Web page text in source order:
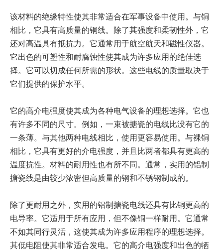
该材料的绝缘特性使其非常适合在军事设备中使用。与铜
相比，它具有高质量的铜线。除了其强度和柔韧性外，它
还对高温具有抵抗力。它通常用于航空航天和磁性仪器。
它出色的可塑性和耐腐蚀性使其成为许多应用的绝佳选
择。它可以切成任何所需的形状。这些电线的质量取决于
它们提供的保护水平。
它的高介电强度使其成为各种电气设备的理想选择。它也
有许多不同的尺寸。例如，一束被搪瓷的电线比没有它的
一条薄。与其他两种电线相比，使用更容易使用。与裸铜
相比，它具有更好的介电强度，并且比两者都具有更高的
温度抗性。材料的耐用性也有所不同。通常，实用的铝制
搪瓷线是由较少浓密但高质量的钢和不锈钢制成的。
除了更耐用之外，实用的铝制搪瓷电线还具有比铜更高的
电导率。它适用于所有应用，但不像铜一样耐用。它通常
不如其同行灵活，这使其成为许多应用程序的理想选择。
其低电阻使其非常适合发电。它的高介电强度和出色的牺